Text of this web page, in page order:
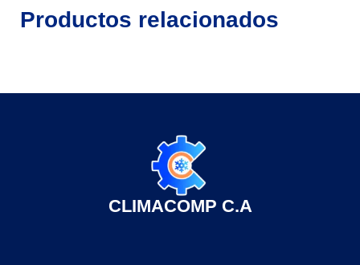
Productos relacionados
CLIMACOMP C.A